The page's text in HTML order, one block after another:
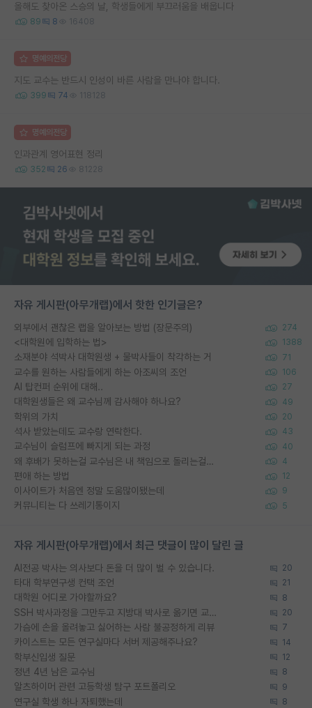
올해도 찾아온 스승의 날, 학생들에게 부끄러움을 배웁니다
89 8 16408
명예의전당
지도 교수는 반드시 인성이 바른 사람을 만나야 합니다.
399 74 118128
명예의전당
인과관계 영어표현 정리
352 26 81228
자유 게시판(아무개랩)에서 핫한 인기글은?
외부에서 괜찮은 랩을 알아보는 방법 (장문주의) 274
<대학원에 입학하는 법> 1388
소재분야 석박사 대학원생 + 물박사들이 착각하는 거 71
교수를 원하는 사람들에게 하는 아조씨의 조언 106
AI 탑컨퍼 순위에 대해.. 27
대학원생들은 왜 교수님께 감사해야 하나요? 49
학위의 가치 20
석사 받았는데도 교수랑 연락한다. 43
교수님이 슬럼프에 빠지게 되는 과정 40
왜 후배가 못하는걸 교수님은 내 책임으로 돌리는걸까요? 4
편애 하는 방법 12
이사이트가 처음엔 정말 도움많이됐는데 9
커뮤니티는 다 쓰레기통이지 5
자유 게시판(아무개랩)에서 최근 댓글이 많이 달린 글
AI전공 박사는 의사보다 돈을 더 많이 벌 수 있습니다. 20
타대 학부연구생 컨택 조언 21
대학원 어디로 가야할까요? 8
SSH 박사과정을 그만두고 지방대 박사로 옮기면 교수의 꿈은 끝일까요? 20
가슴에 손을 올려놓고 싫어하는 사람 불공정하게 리뷰 7
카이스트는 모든 연구실마다 서버 제공해주나요? 14
학부신입생 질문 12
정년 4년 남은 교수님 8
알츠하이머 관련 고등학생 탐구 포트폴리오 9
연구실 학생 하나 자퇴했는데 8